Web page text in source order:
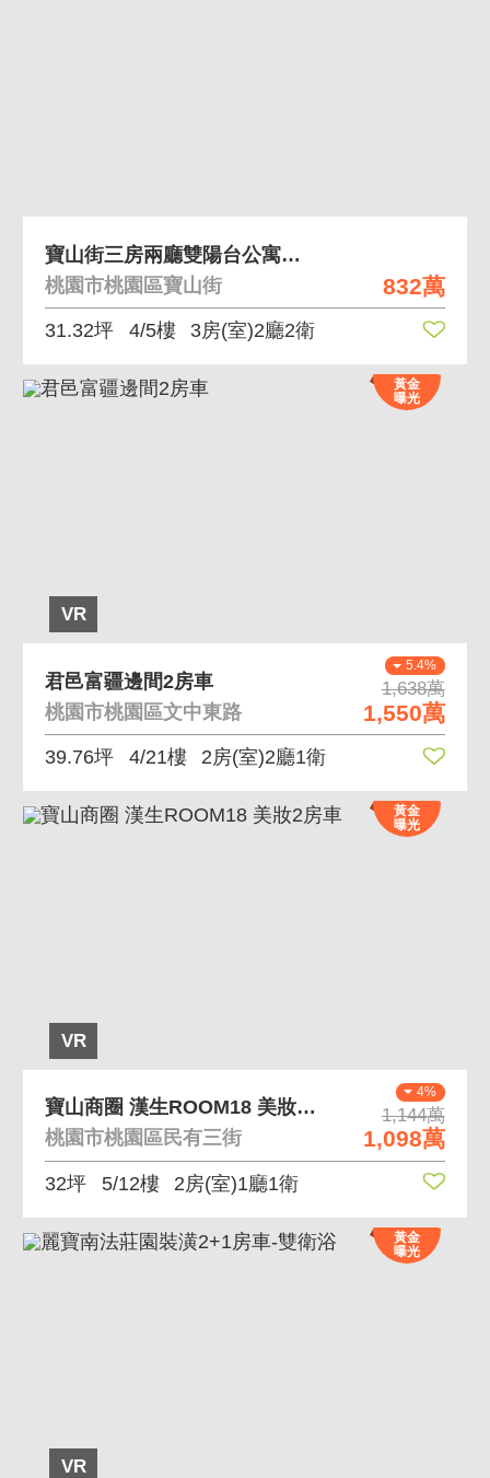
832萬
寶山街三房兩廳雙陽台公寓生活機能便利
桃園市桃園區寶山街
31.32坪 4/5樓 3房(室)2廳2衛
VR
黃金
曝光
5.4%
1,638萬
1,550萬
君邑富疆邊間2房車
桃園市桃園區文中東路
39.76坪 4/21樓 2房(室)2廳1衛
VR
黃金
曝光
4%
1,144萬
1,098萬
寶山商圈 漢生ROOM18 美妝2房車
桃園市桃園區民有三街
32坪 5/12樓 2房(室)1廳1衛
VR
黃金
曝光